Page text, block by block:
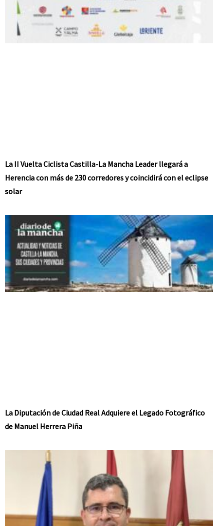
La II Vuelta Ciclista Castilla-La Mancha Leader llegará a
Herencia con más de 230 corredores y coincidirá con el eclipse
solar
La Diputación de Ciudad Real Adquiere el Legado Fotográfico
de Manuel Herrera Piña